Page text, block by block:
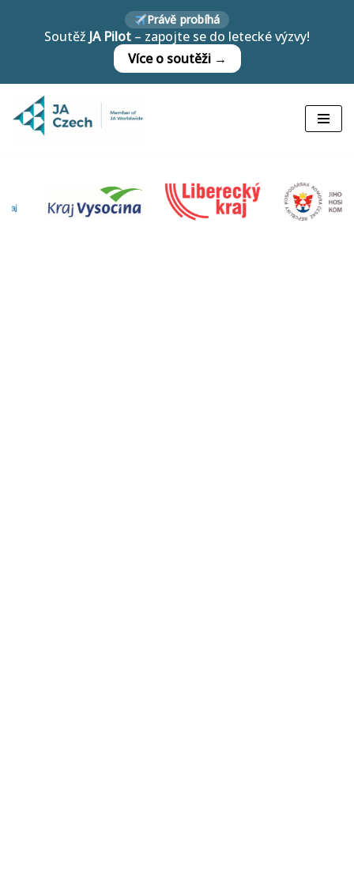
Přeskočit
obsah
Právě probíhá
Soutěž JA Pilot – zapojte se do letecké výzvy!
Více o soutěži →